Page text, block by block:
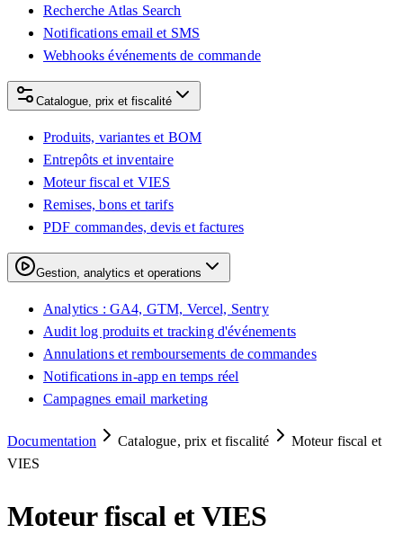
Recherche Atlas Search
Notifications email et SMS
Webhooks événements de commande
Catalogue, prix et fiscalité
Produits, variantes et BOM
Entrepôts et inventaire
Moteur fiscal et VIES
Remises, bons et tarifs
PDF commandes, devis et factures
Gestion, analytics et operations
Analytics : GA4, GTM, Vercel, Sentry
Audit log produits et tracking d'événements
Annulations et remboursements de commandes
Notifications in-app en temps réel
Campagnes email marketing
Documentation Catalogue, prix et fiscalité
Moteur fiscal et
VIES
Moteur fiscal et VIES